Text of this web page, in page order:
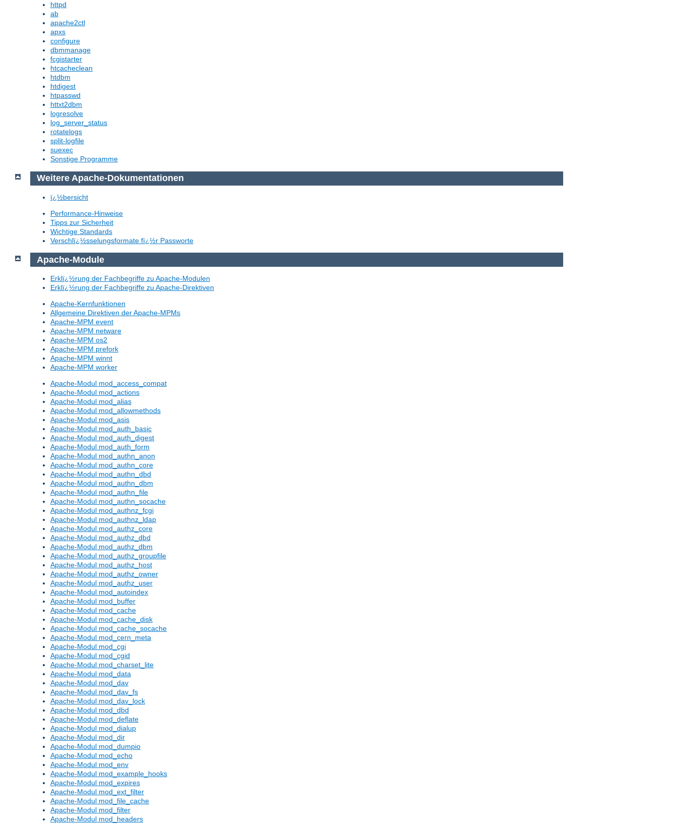
httpd
ab
apache2ctl
apxs
configure
dbmmanage
fcgistarter
htcacheclean
htdbm
htdigest
htpasswd
httxt2dbm
logresolve
log_server_status
rotatelogs
split-logfile
suexec
Sonstige Programme
Weitere Apache-Dokumentationen
ï¿½bersicht
Performance-Hinweise
Tipps zur Sicherheit
Wichtige Standards
Verschlï¿½sselungsformate fï¿½r Passworte
Apache-Module
Erklï¿½rung der Fachbegriffe zu Apache-Modulen
Erklï¿½rung der Fachbegriffe zu Apache-Direktiven
Apache-Kernfunktionen
Allgemeine Direktiven der Apache-MPMs
Apache-MPM event
Apache-MPM netware
Apache-MPM os2
Apache-MPM prefork
Apache-MPM winnt
Apache-MPM worker
Apache-Modul mod_access_compat
Apache-Modul mod_actions
Apache-Modul mod_alias
Apache-Modul mod_allowmethods
Apache-Modul mod_asis
Apache-Modul mod_auth_basic
Apache-Modul mod_auth_digest
Apache-Modul mod_auth_form
Apache-Modul mod_authn_anon
Apache-Modul mod_authn_core
Apache-Modul mod_authn_dbd
Apache-Modul mod_authn_dbm
Apache-Modul mod_authn_file
Apache-Modul mod_authn_socache
Apache-Modul mod_authnz_fcgi
Apache-Modul mod_authnz_ldap
Apache-Modul mod_authz_core
Apache-Modul mod_authz_dbd
Apache-Modul mod_authz_dbm
Apache-Modul mod_authz_groupfile
Apache-Modul mod_authz_host
Apache-Modul mod_authz_owner
Apache-Modul mod_authz_user
Apache-Modul mod_autoindex
Apache-Modul mod_buffer
Apache-Modul mod_cache
Apache-Modul mod_cache_disk
Apache-Modul mod_cache_socache
Apache-Modul mod_cern_meta
Apache-Modul mod_cgi
Apache-Modul mod_cgid
Apache-Modul mod_charset_lite
Apache-Modul mod_data
Apache-Modul mod_dav
Apache-Modul mod_dav_fs
Apache-Modul mod_dav_lock
Apache-Modul mod_dbd
Apache-Modul mod_deflate
Apache-Modul mod_dialup
Apache-Modul mod_dir
Apache-Modul mod_dumpio
Apache-Modul mod_echo
Apache-Modul mod_env
Apache-Modul mod_example_hooks
Apache-Modul mod_expires
Apache-Modul mod_ext_filter
Apache-Modul mod_file_cache
Apache-Modul mod_filter
Apache-Modul mod_headers